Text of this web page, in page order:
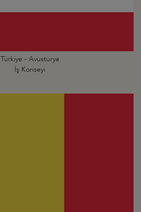
Türkiye - Avusturya
İş Konseyi